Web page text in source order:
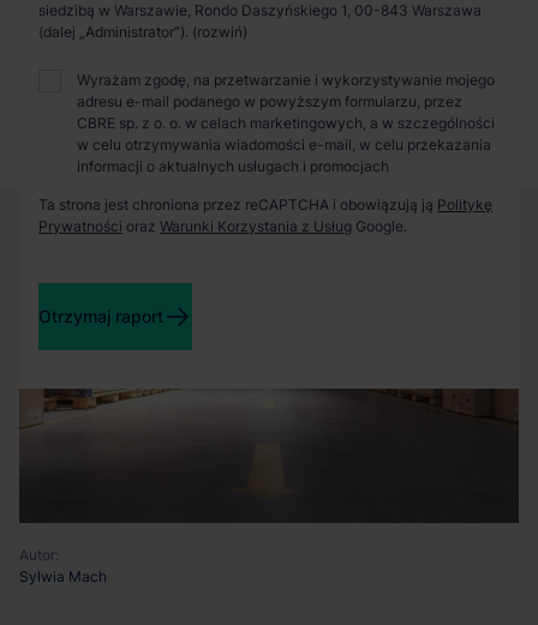
Autor:
Sylwia Mach
Zaprosimy Cię na spotkanie, omówimy szczegóły i
pokażemy inwestycje.
Zamknij
siedzibą w Warszawie, Rondo Daszyńskiego 1, 00-843 Warszawa
(dalej „Administrator”).
Wyrażam zgodę, na przetwarzanie i wykorzystywanie mojego
adresu e-mail podanego w powyższym formularzu, przez
CBRE sp. z o. o. w celach marketingowych, a w szczególności
w celu otrzymywania wiadomości e-mail, w celu przekazania
informacji o aktualnych usługach i promocjach
Ta strona jest chroniona przez reCAPTCHA i obowiązują ją Politykę
Prywatności oraz Warunki Korzystania z Usług Google.
Otrzymaj raport